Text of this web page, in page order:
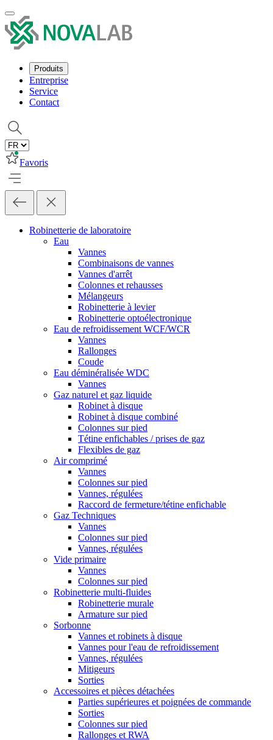
Produits
Entreprise
Service
Contact
Favoris
Robinetterie de laboratoire
Eau
Vannes
Combinaisons de vannes
Vannes d'arrêt
Colonnes et rehausses
Mélangeurs
Robinetterie à levier
Robinetterie optoélectronique
Eau de refroidissement WCF/WCR
Vannes
Rallonges
Coude
Eau déminéralisée WDC
Vannes
Gaz naturel et gaz liquide
Robinet à disque
Robinet à disque combiné
Colonnes sur pied
Tétine enfichables / prises de gaz
Flexibles de gaz
Air comprimé
Vannes
Colonnes sur pied
Vannes, régulées
Raccord de fermeture/tétine enfichable
Gaz Techniques
Vannes
Colonnes sur pied
Vannes, régulées
Vide primaire
Vannes
Colonnes sur pied
Robinetterie multi-fluides
Robinetterie murale
Armature sur pied
Sorbonne
Vannes et robinets à disque
Vannes pour l'eau de refroidissement
Vannes, régulées
Mitigeurs
Sorties
Accessoires et pièces détachées
Parties supérieures et poignées de commande
Sorties
Colonnes sur pied
Rallonges et RWA